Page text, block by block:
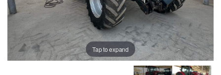
Tap to expand